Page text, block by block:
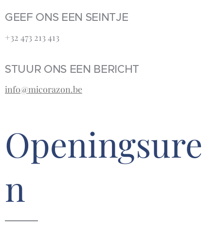
GEEF ONS EEN SEINTJE
+32 473 213 413‬
STUUR ONS EEN BERICHT
info@micorazon.be
Openingsure
n